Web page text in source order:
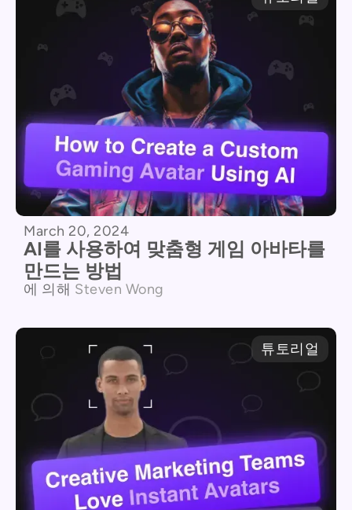
March 20, 2024
AI를 사용하여 맞춤형 게임 아바타를
만드는 방법
에 의해 Steven Wong
튜토리얼